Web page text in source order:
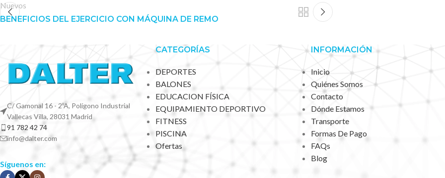
Nuevos
BENEFICIOS DEL EJERCICIO CON MÁQUINA DE REMO
C/ Gamonal 16 - 2ºA, Polígono Industrial
Vallecas Villa, 28031 Madrid
91 782 42 74
info@dalter.com
Síguenos en:
CATEGORÍAS
DEPORTES
BALONES
EDUCACION FÍSICA
EQUIPAMIENTO DEPORTIVO
FITNESS
PISCINA
Ofertas
INFORMACIÓN
Inicio
Quiénes Somos
Contacto
Dónde Estamos
Transporte
Formas De Pago
FAQs
Blog